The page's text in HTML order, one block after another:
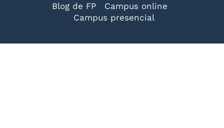
Blog de FP
Campus online
Campus presencial